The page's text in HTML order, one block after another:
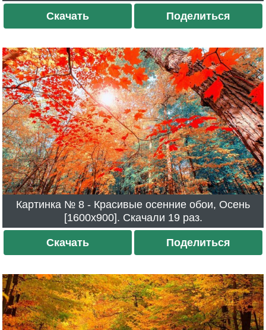
Скачать Поделиться
Картинка № 8 - Красивые осенние обои, Осень
[1600x900]. Скачали 19 раз.
Скачать Поделиться